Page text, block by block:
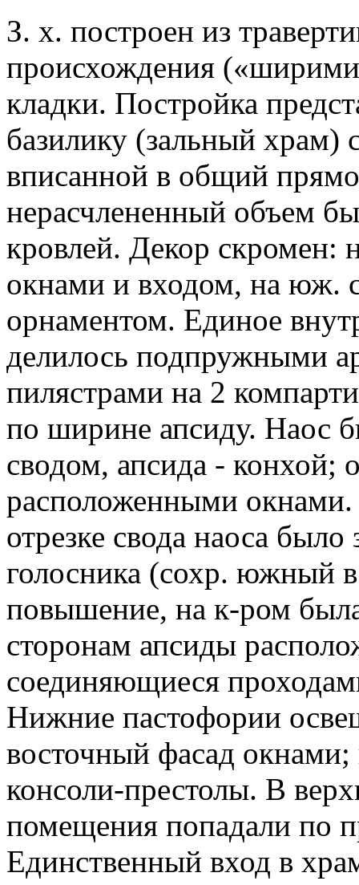
З. х. построен из
происхождения
кладки. Постройка
базилику (зальный храм)
вписанной в общий
нерасчлененный объем
кровлей. Декор скромен:
окнами и входом, на юж.
орнаментом. Единое
делилось подпружными
пилястрами на 2
по ширине апсиду. Наос
сводом, апсида - конхой;
расположенными
отрезке свода наоса
голосника (сохр. южный в
повышение, на к-ром
сторонам апсиды
соединяющиеся
Нижние пастофории
восточный фасад
консоли-престолы. В
помещения попадали по
Единственный вход в